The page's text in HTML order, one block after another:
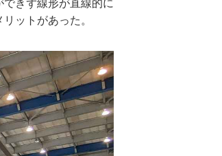
きず線形が直線的に
ットがあった。